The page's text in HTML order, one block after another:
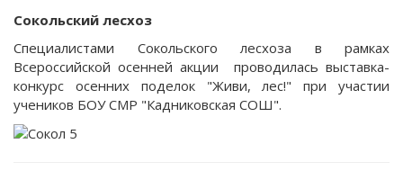
Сокольский лесхоз
Специалистами Сокольского лесхоза в рамках
Всероссийской осенней акции проводилась выставка-
конкурс осенних поделок "Живи, лес!" при участии
учеников БОУ СМР "Кадниковская СОШ".